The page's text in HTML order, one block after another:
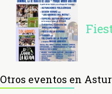
Otros eventos en